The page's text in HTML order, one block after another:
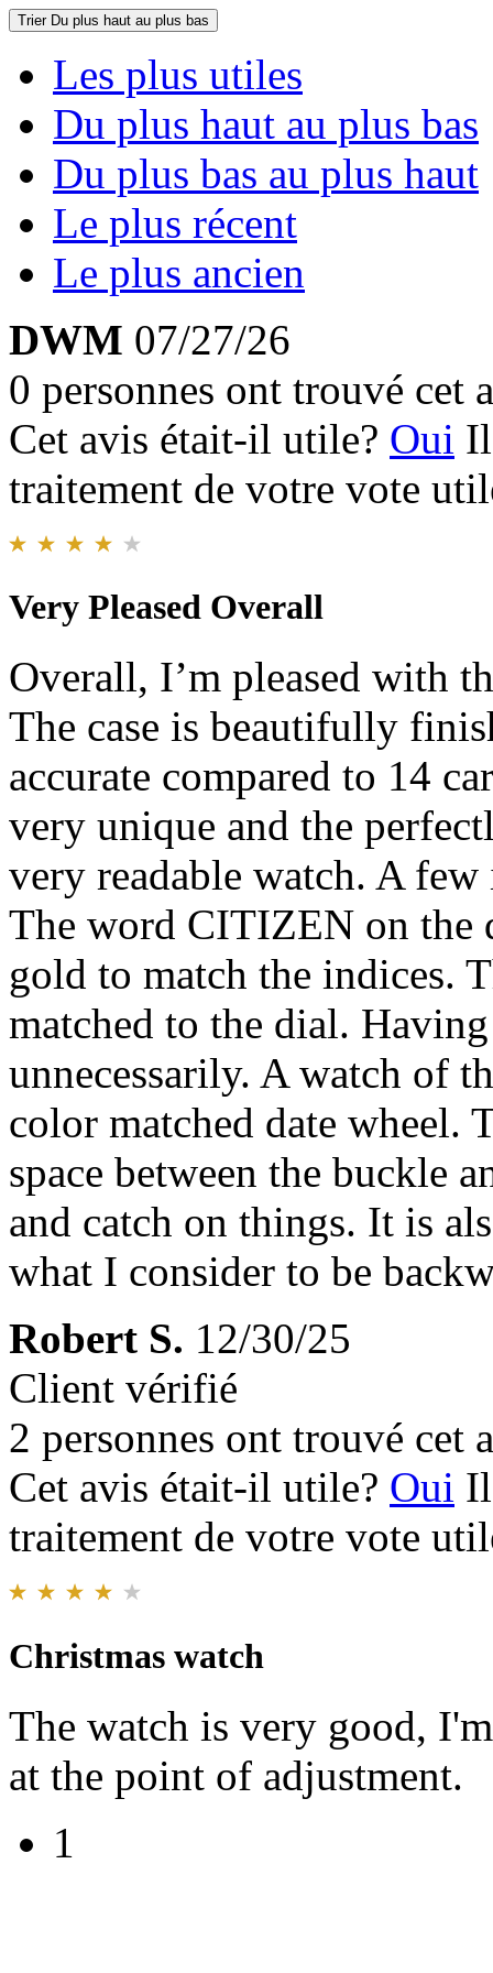
Trier Du plus haut au plus bas
Les plus utiles
Du plus haut au plus bas
Du plus bas au plus haut
Le plus récent
Le plus ancien
DWM 07/27/26
0 personnes ont trouvé cet
Cet avis était-il utile? Oui
traitement de votre vote
Very Pleased Overall
Overall, I’m pleased with
The case is beautifully
accurate compared to 14
very unique and the
very readable watch. A
The word CITIZEN on the
gold to match the indices.
matched to the dial.
unnecessarily. A watch of
color matched date wheel.
space between the buckle
and catch on things. It is
what I consider to be
Robert S. 12/30/25
Client vérifié
2 personnes ont trouvé cet
Cet avis était-il utile? Oui
traitement de votre vote
Christmas watch
The watch is very good,
at the point of adjustment.
1